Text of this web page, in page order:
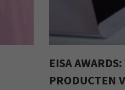
EISA
PRODUCTEN